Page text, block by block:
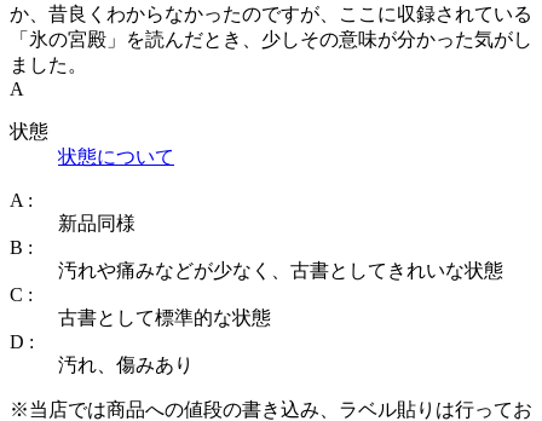
か、昔良くわからなかったのですが、ここに収録されている
「氷の宮殿」を読んだとき、少しその意味が分かった気がし
ました。
A
状態
状態について
A :
新品同様
B :
汚れや痛みなどが少なく、古書としてきれいな状態
C :
古書として標準的な状態
D :
汚れ、傷みあり
※当店では商品への値段の書き込み、ラベル貼りは行ってお